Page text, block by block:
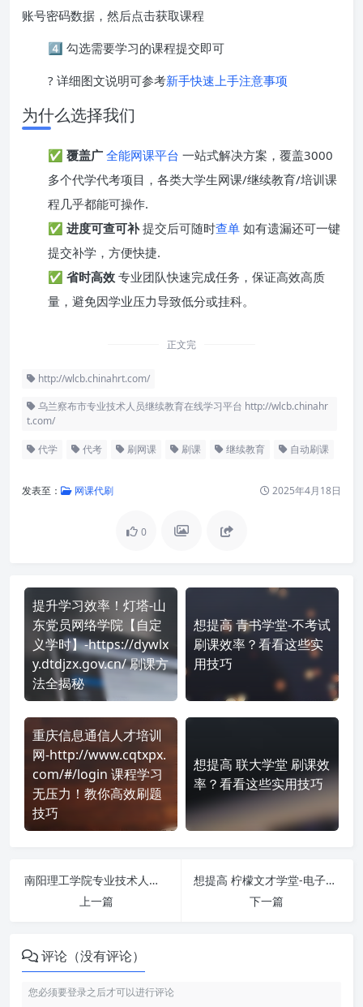
账号密码数据，然后点击获取课程
4️⃣ 勾选需要学习的课程提交即可
? 详细图文说明可参考新手快速上手注意事项
为什么选择我们
✅ 覆盖广 全能网课平台 一站式解决方案，覆盖3000
多个代学代考项目，各类大学生网课/继续教育/培训课
程几乎都能可操作.
✅ 进度可查可补提交后可随时查单 如有遗漏还可一键
提交补学，方便快捷.
✅ 省时高效 专业团队快速完成任务，保证高效高质
量，避免因学业压力导致低分或挂科。
正文完
http://wlcb.chinahrt.com/
乌兰察布市专业技术人员继续教育在线学习平台 http://wlcb.chinahr
t.com/
代学 代考 刷网课 刷课 继续教育 自动刷课
发表至： 网课代刷 2025年4月18日
0
提升学习效率！灯塔-山
东党员网络学院【自定
义学时】-https://dywlx
y.dtdjzx.gov.cn/ 刷课方
法全揭秘
想提高 青书学堂-不考试
刷课效率？看看这些实
用技巧
重庆信息通信人才培训
网-http://www.cqtxpx.
com/#/login 课程学习
无压力！教你高效刷题
技巧
想提高 联大学堂 刷课效
率？看看这些实用技巧
南阳理工学院专业技术人员继续教育在线学习平台 http://nypx.jxjyedu.org.cn/2019/index.jsp?menu=0 课程学习无压力！教你高效刷题技巧
上一篇
想提高 柠檬文才学堂-电子科技大学中山学院成教 https://edu.wencaischool.net/dzkjzs/console/index.html 刷课效率？看看这些实用技巧
下一篇
评论（没有评论）